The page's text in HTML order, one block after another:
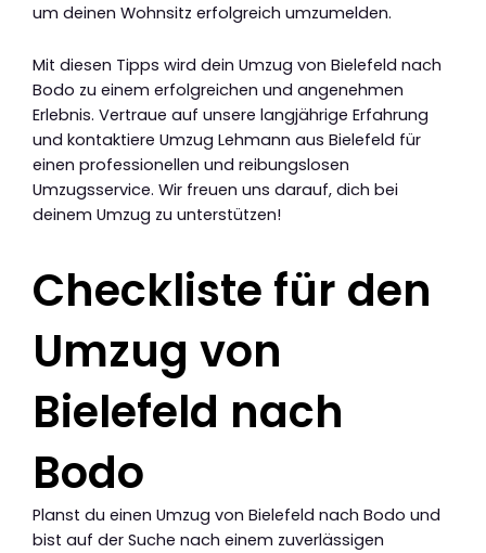
um deinen Wohnsitz erfolgreich umzumelden.
Mit diesen Tipps wird dein Umzug von Bielefeld nach
Bodo zu einem erfolgreichen und angenehmen
Erlebnis. Vertraue auf unsere langjährige Erfahrung
und kontaktiere Umzug Lehmann aus Bielefeld für
einen professionellen und reibungslosen
Umzugsservice. Wir freuen uns darauf, dich bei
deinem Umzug zu unterstützen!
Checkliste für den
Umzug von
Bielefeld nach
Bodo
Planst du einen Umzug von Bielefeld nach Bodo und
bist auf der Suche nach einem zuverlässigen